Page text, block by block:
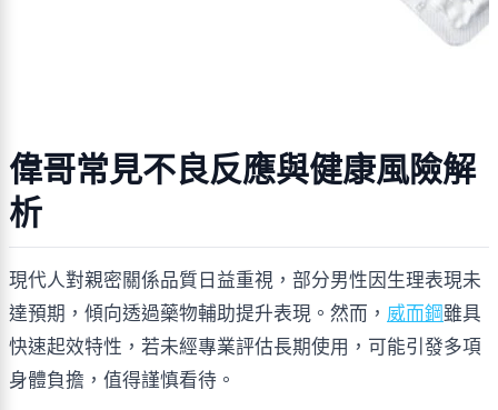
偉哥常見不良反應與健康風險解
析
現代人對親密關係品質日益重視，部分男性因生理表現未
達預期，傾向透過藥物輔助提升表現。然而， 威而鋼 雖具
快速起效特性，若未經專業評估長期使用，可能引發多項
身體負擔，值得謹慎看待。